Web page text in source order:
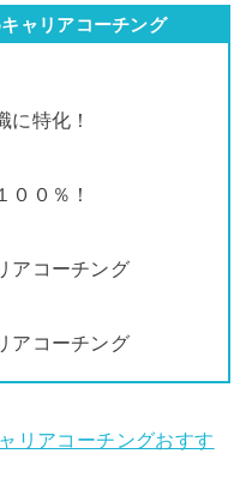
ャリアコーチング
に特化！
００％！
アコーチング
アコーチング
リアコーチングおすす